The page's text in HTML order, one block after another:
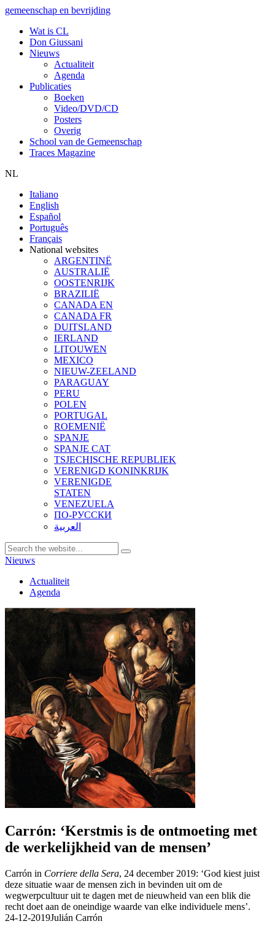
gemeenschap en bevrijding
Wat is CL
Don Giussani
Nieuws
Actualiteit
Agenda
Publicaties
Boeken
Video/DVD/CD
Posters
Overig
School van de Gemeenschap
Traces Magazine
NL
Italiano
English
Español
Português
Français
National websites
ARGENTINË
AUSTRALIË
OOSTENRIJK
BRAZILIË
CANADA EN
CANADA FR
DUITSLAND
IERLAND
LITOUWEN
MEXICO
NIEUW-ZEELAND
PARAGUAY
PERU
POLEN
PORTUGAL
ROEMENIË
SPANJE
SPANJE CAT
TSJECHISCHE REPUBLIEK
VERENIGD KONINKRIJK
VERENIGDE
STATEN
VENEZUELA
ПО-РУССКИ
العربية
Nieuws
Actualiteit
Agenda
Carrón: ‘Kerstmis is de ontmoeting met
de werkelijkheid van de mensen’
Carrón in Corriere della Sera, 24 december 2019: ‘God kiest juist
deze situatie waar de mensen zich in bevinden uit om de
wegwerpcultuur uit te dagen met de nieuwheid van een blik die
recht doet aan de oneindige waarde van elke individuele mens’.
24-12-2019Julián Carrón